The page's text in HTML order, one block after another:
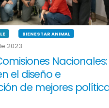
BIENESTAR ANIMAL
2023
Nacionales:
el diseño e
de mejores